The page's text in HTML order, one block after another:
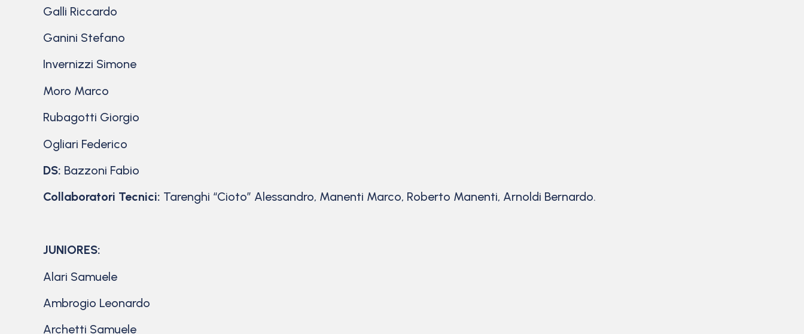
Galli Riccardo
Ganini Stefano
Invernizzi Simone
Moro Marco
Rubagotti Giorgio
Ogliari Federico
DS: Bazzoni Fabio
Collaboratori Tecnici: Tarenghi “Cioto” Alessandro, Manenti Marco, Roberto Manenti, Arnoldi Bernardo.
JUNIORES:
Alari Samuele
Ambrogio Leonardo
Archetti Samuele